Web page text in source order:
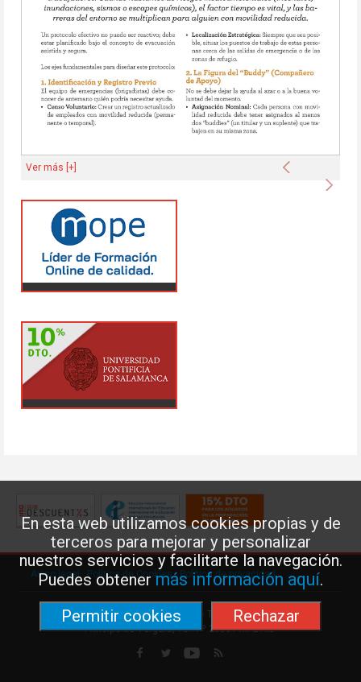
En esta web utilizamos cookies propias y de
terceros para mejorar y personalizar
nuestros servicios y facilitarte la navegación.
Puedes obtenermás información aquí.
Permitir cookies
Rechazar
Anterior
Ver más [+]
Aviso legal·Política de Cookies·Política de privacidad
Federación de Enseñanza de USO · Teléfono: 91 577 41 13 ·
Príncipe de Vergara, 13 · 7º 28001 MADRID